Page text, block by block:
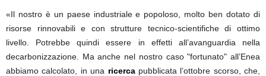
«Il nostro è un paese industriale e popoloso, molto ben dotato di
risorse rinnovabili e con strutture tecnico-scientifiche di ottimo
livello. Potrebbe quindi essere in effetti all’avanguardia nella
decarbonizzazione. Ma anche nel nostro caso "fortunato" all’Enea
abbiamo calcolato, in una ricerca pubblicata l’ottobre scorso, che,